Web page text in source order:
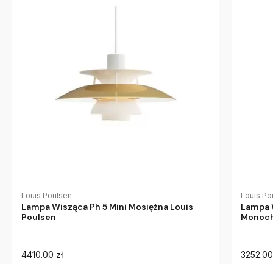
Louis Poulsen
Lampa Wisząca Ph 5 Mini Mosiężna Louis
Poulsen
4410.00 zł
Louis
Lampa
3252.00